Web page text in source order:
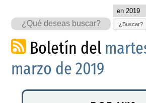
¿Buscar?
Boletín del
marzo de 2019